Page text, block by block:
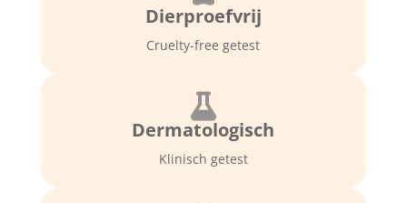
Dierproefvrij
Cruelty-free getest

Dermatologisch
Klinisch getest